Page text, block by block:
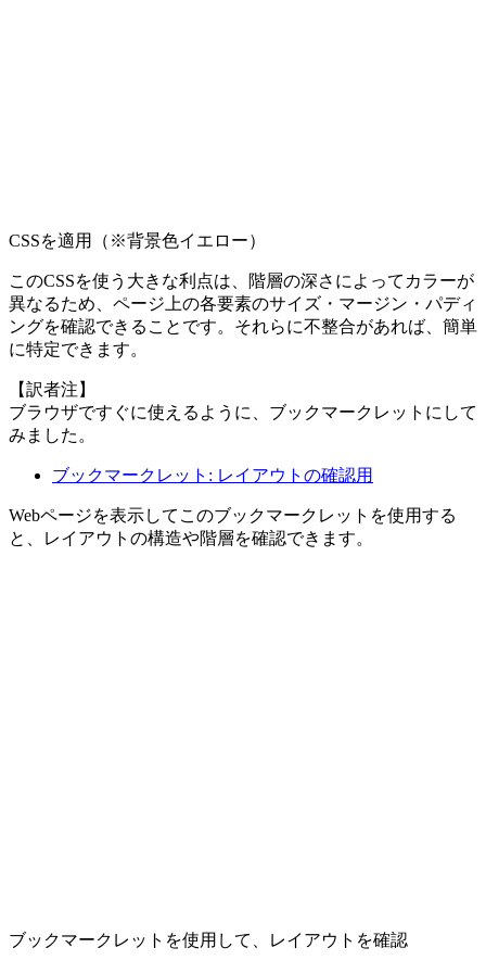
CSSを適用（※背景色イエロー）
このCSSを使う大きな利点は、階層の深さによってカラーが
異なるため、ページ上の各要素のサイズ・マージン・パディ
ングを確認できることです。それらに不整合があれば、簡単
に特定できます。
【訳者注】
ブラウザですぐに使えるように、ブックマークレットにして
みました。
ブックマークレット: レイアウトの確認用
Webページを表示してこのブックマークレットを使用する
と、レイアウトの構造や階層を確認できます。
ブックマークレットを使用して、レイアウトを確認